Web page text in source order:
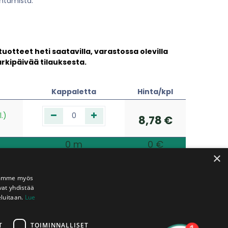
heti saatavilla, var​astossa olevilla
tilauksesta.
Kappaletta
Hinta/kpl
8,78 €
0 m 0 €
×
myös
yhdistää
Lue
TOIMINNALLISET